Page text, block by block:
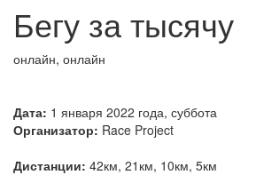
Бегу за тысячу
онлайн, онлайн
Дата: 1 января 2022 года, суббота
Организатор: Race Project
Дистанции: 42км, 21км, 10км, 5км